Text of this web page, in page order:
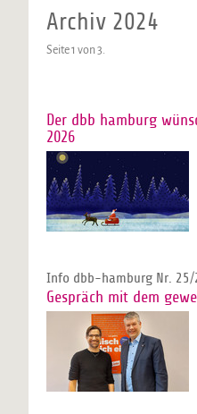
Archiv 2024
Seite 1 von 3.
Der dbb hamburg
2026
Info dbb-hamburg Nr. 25/
Gespräch mit dem